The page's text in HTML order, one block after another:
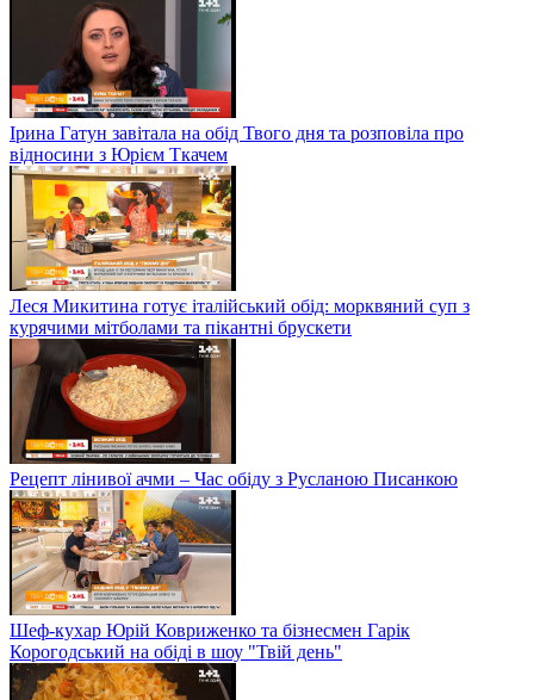
Ірина Гатун завітала на обід Твого дня та розповіла про
відносини з Юрієм Ткачем
Леся Микитина готує італійський обід: морквяний суп з
курячими мітболами та пікантні брускети
Рецепт лінивої ачми – Час обіду з Русланою Писанкою
Шеф-кухар Юрій Ковриженко та бізнесмен Гарік
Корогодський на обіді в шоу "Твій день"